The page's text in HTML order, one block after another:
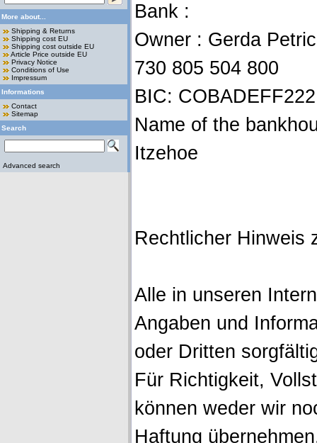
More about...
Shipping & Returns
Shipping cost EU
Shipping cost outside EU
Article Price outside EU
Privacy Notice
Conditions of Use
Impressum
Informations
Contact
Sitemap
Search
Advanced search
Bank :
Owner : Gerda
730 805 504 800
BIC: COBADEFF222
Name of the
Itzehoe
Rechtlicher Hinweis
Alle in unseren
Angaben und
oder Dritten
Für Richtigkeit,
können weder wir
Haftung